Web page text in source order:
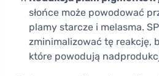
słońce może powodować
plamy starcze i melasma.
zminimalizować tę reakcję,
które powodują